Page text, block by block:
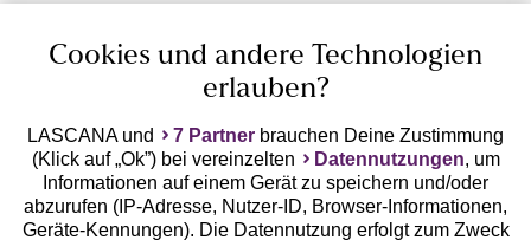
Geprüfte Sicherheit
Cookies und andere Technologien
erlauben?
LASCANA und 7 Partner brauchen Deine Zustimmung
(Klick auf „Ok”) bei vereinzelten
Datennutzungen, um
Informationen auf einem Gerät zu speichern und/oder
abzurufen (IP-Adresse, Nutzer-ID, Browser-Informationen,
Geräte-Kennungen). Die Datennutzung erfolgt zum Zweck